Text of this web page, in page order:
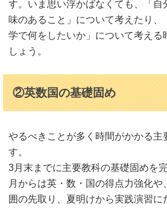
す。いま思い浮かばなくても、「自
味のあること」について考えたり、
学で何をしたいか」について考える
しょう。
②英数国の基礎固め
やるべきことが多く時間がかかる主
す。
3月末までに主要教科の基礎固めを
月からは英・数・国の得点力強化や
囲の先取り、夏明けから実践演習に